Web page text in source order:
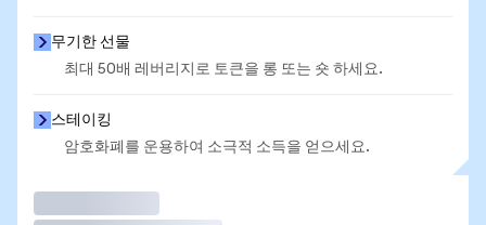
무기한 선물
최대 50배 레버리지로 토큰을 롱 또는 숏 하세요.
스테이킹
암호화폐를 운용하여 소극적 소득을 얻으세요.